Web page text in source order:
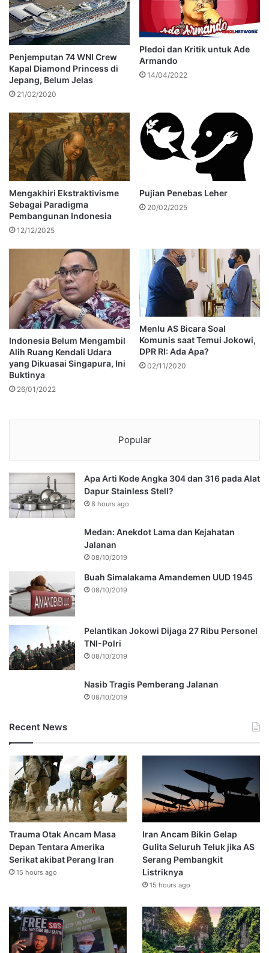
Penjemputan 74 WNI Crew
Kapal Diamond Princess di
Jepang, Belum Jelas
21/02/2020
Pledoi dan Kritik untuk Ade
Armando
14/04/2022
Mengakhiri Ekstraktivisme
Sebagai Paradigma
Pembangunan Indonesia
12/12/2025
Pujian Penebas Leher
20/02/2025
Indonesia Belum Mengambil
Alih Ruang Kendali Udara
yang Dikuasai Singapura, Ini
Buktinya
26/01/2022
Menlu AS Bicara Soal
Komunis saat Temui Jokowi,
DPR RI: Ada Apa?
02/11/2020
Popular
Apa Arti Kode Angka 304 dan 316 pada Alat
Dapur Stainless Stell?
8 hours ago
Medan: Anekdot Lama dan Kejahatan
Jalanan
08/10/2019
Buah Simalakama Amandemen UUD 1945
08/10/2019
Pelantikan Jokowi Dijaga 27 Ribu Personel
TNI-Polri
08/10/2019
Nasib Tragis Pemberang Jalanan
08/10/2019
Recent News
Trauma Otak Ancam Masa
Depan Tentara Amerika
Serikat akibat Perang Iran
15 hours ago
Iran Ancam Bikin Gelap
Gulita Seluruh Teluk jika AS
Serang Pembangkit
Listriknya
15 hours ago